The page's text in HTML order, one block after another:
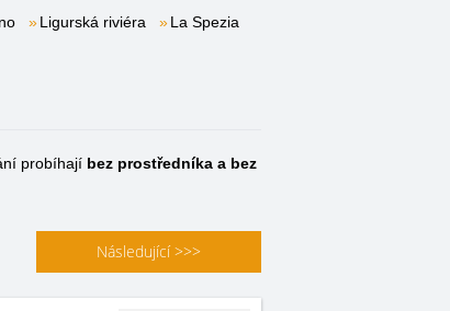
Ligurská riviéra
La Spezia
probíhají bez prostředníka a bez
Následující>>>